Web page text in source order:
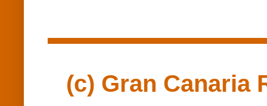
(c) Gran Canaria